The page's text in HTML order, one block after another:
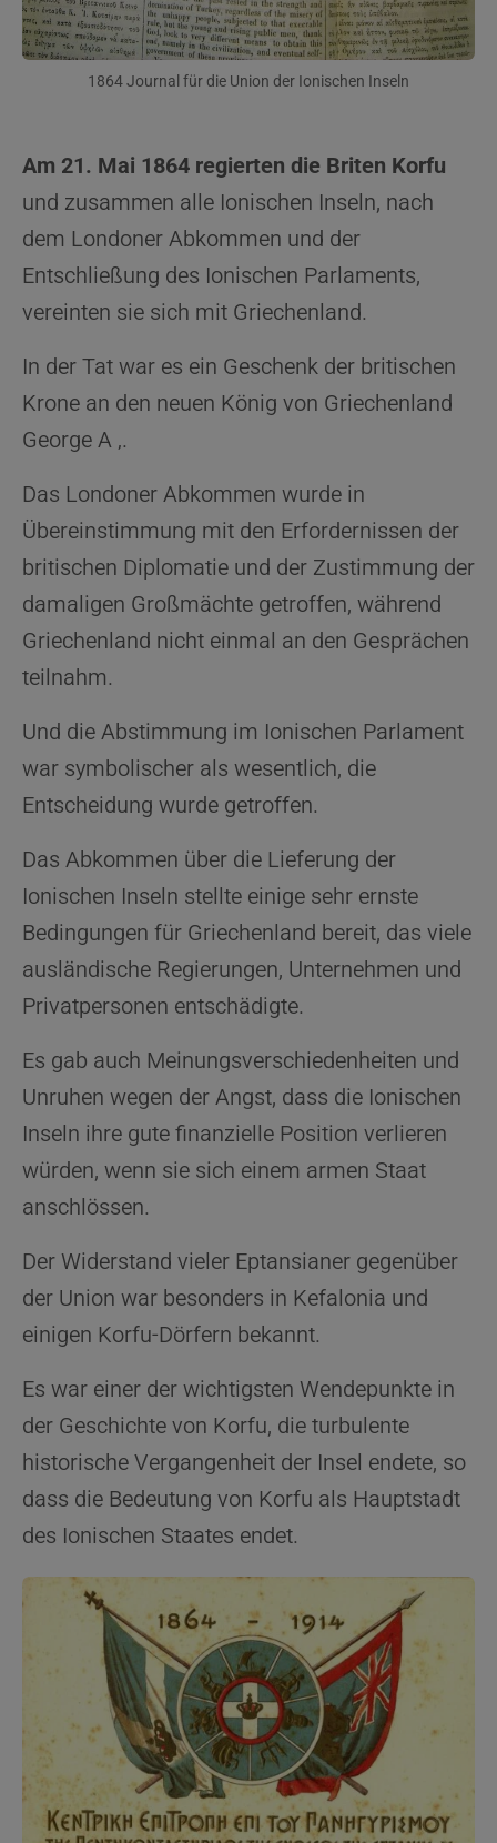
1864 Journal für die Union der Ionischen Inseln
Am 21. Mai 1864 regierten die Briten Korfu
und zusammen alle Ionischen Inseln, nach
dem Londoner Abkommen und der
Entschließung des Ionischen Parlaments,
vereinten sie sich mit Griechenland.
In der Tat war es ein Geschenk der britischen
Krone an den neuen König von Griechenland
George A ‚.
Das Londoner Abkommen wurde in
Übereinstimmung mit den Erfordernissen der
britischen Diplomatie und der Zustimmung der
damaligen Großmächte getroffen, während
Griechenland nicht einmal an den Gesprächen
teilnahm.
Und die Abstimmung im Ionischen Parlament
war symbolischer als wesentlich, die
Entscheidung wurde getroffen.
Das Abkommen über die Lieferung der
Ionischen Inseln stellte einige sehr ernste
Bedingungen für Griechenland bereit, das viele
ausländische Regierungen, Unternehmen und
Privatpersonen entschädigte.
Es gab auch Meinungsverschiedenheiten und
Unruhen wegen der Angst, dass die Ionischen
Inseln ihre gute finanzielle Position verlieren
würden, wenn sie sich einem armen Staat
anschlössen.
Der Widerstand vieler Eptansianer gegenüber
der Union war besonders in Kefalonia und
einigen Korfu-Dörfern bekannt.
Es war einer der wichtigsten Wendepunkte in
der Geschichte von Korfu, die turbulente
historische Vergangenheit der Insel endete, so
dass die Bedeutung von Korfu als Hauptstadt
des Ionischen Staates endet.